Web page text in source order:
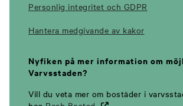
Personlig integritet och GDPR
Hantera medgivande av kakor
Nyfiken på mer information om
Varvsstaden?
Vill du veta mer om bostäder i